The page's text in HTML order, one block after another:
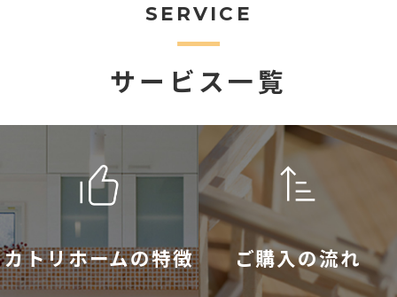
SERVICE
サービス一覧
カトリホームの特徴 ご購入の流れ